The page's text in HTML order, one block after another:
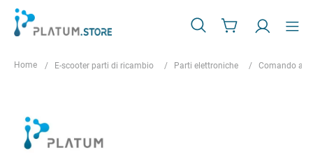
E-scooter parti di ricambio Parti elettroniche Comando